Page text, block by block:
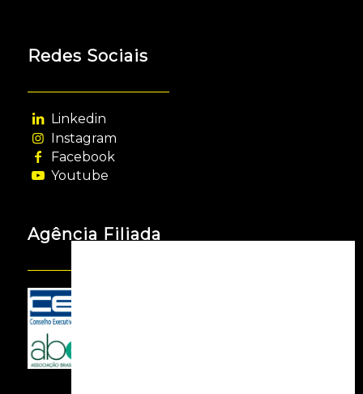
Redes Sociais
Linkedin
Instagram
Facebook
Youtube
Agência Filiada